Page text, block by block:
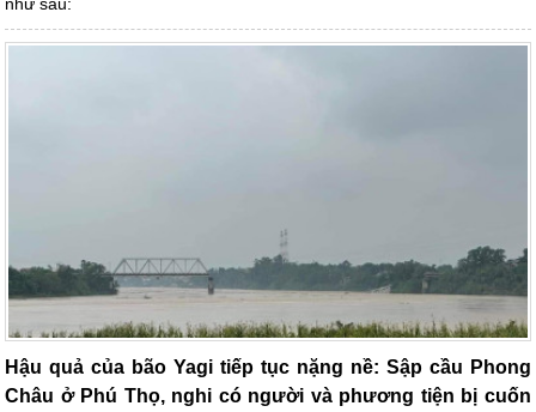
Hậu quả của bão Yagi tiếp tục nặng nề: Sập cầu Phong
Châu ở Phú Thọ, nghi có người và phương tiện bị cuốn